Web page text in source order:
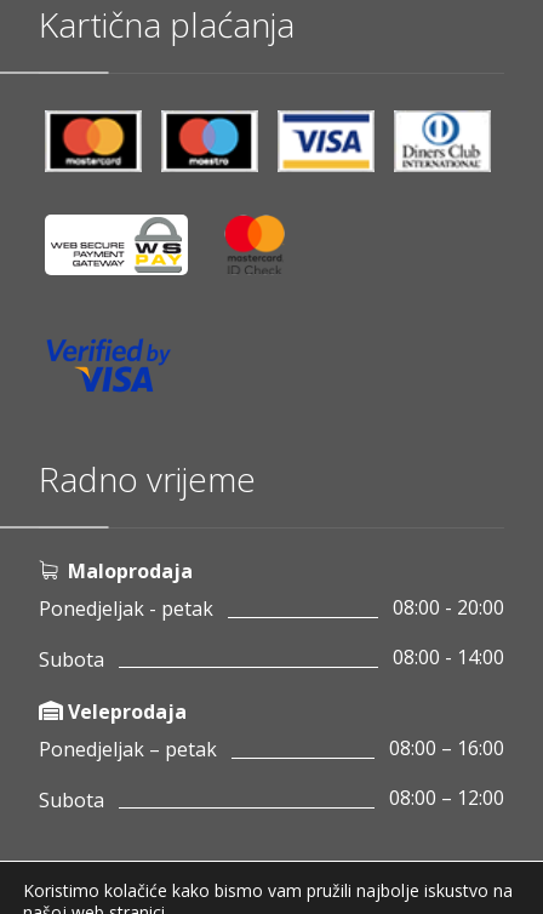
Kartična plaćanja
Radno vrijeme
Maloprodaja
Ponedjeljak - petak
08:00 - 20:00
Subota
08:00 - 14:00
Veleprodaja
Ponedjeljak – petak
08:00 – 16:00
Subota
08:00 – 12:00
Koristimo kolačiće kako bismo vam pružili najbolje iskustvo na